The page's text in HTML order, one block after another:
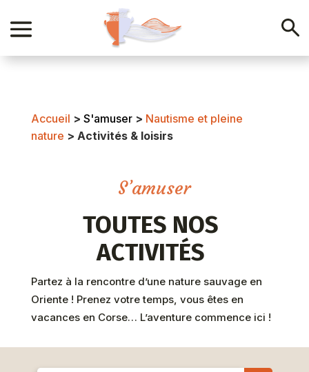
Accueil > S'amuser> Nautisme et pleine
nature > Activités & loisirs
S’amuser
TOUTES NOS
ACTIVITÉS
Partez à la rencontre d’une nature sauvage en
Oriente ! Prenez votre temps, vous êtes en
vacances en Corse… L’aventure commence ici !